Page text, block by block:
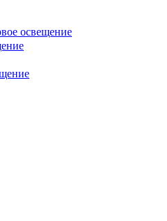
освещение